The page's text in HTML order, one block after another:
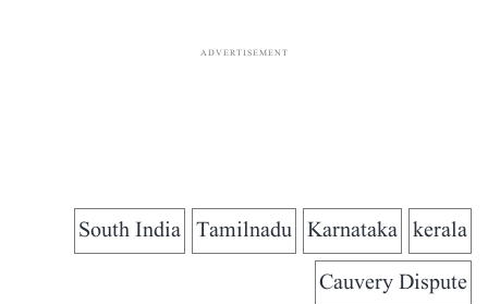
ADVERTISEMENT
kerala
Karnataka
Tamilnadu
South India
Cauvery Dispute